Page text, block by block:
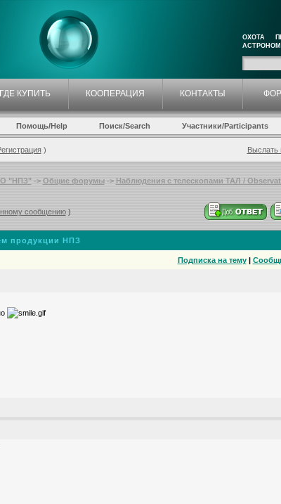
ОХОТА
ГДЕ КУПИТЬ КООПЕРАЦИЯ КОНТАКТЫ
Помощь/Help Поиск/Search Участники/Participants
) Выслать
"НПЗ"-> Общие форумы-> Наблюдения с телескопами ТАЛ /
сообщению)
продукции НПЗ
Подписка на тему|